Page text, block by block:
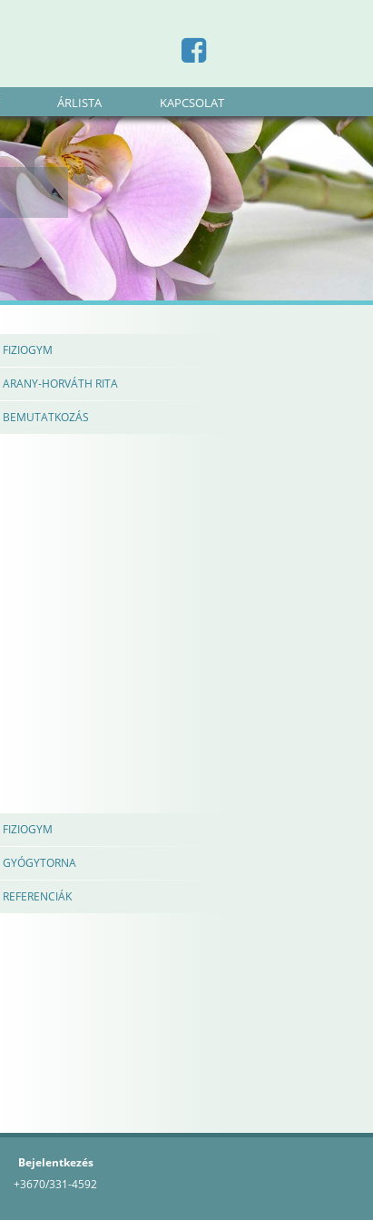
ÁRLISTA KAPCSOLAT
FIZIOGYM
ARANY-HORVÁTH RITA
BEMUTATKOZÁS
FIZIOGYM
GYÓGYTORNA
REFERENCIÁK
Bejelentkezés
+3670/331-4592